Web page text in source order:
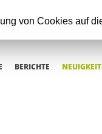
BERICHTE
von Cookies auf